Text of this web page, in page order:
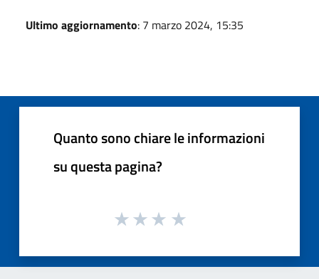
Ultimo aggiornamento: 7 marzo 2024, 15:35
Quanto sono chiare le informazioni
su questa pagina?